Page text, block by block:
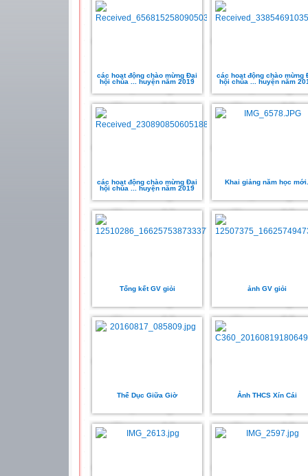
các hoạt động chào mừng Đại
hội chúa ... huyện năm 2019
các hoạt động chào mừng
hội chúa ... huyện năm
các hoạt động chào mừng Đại
hội chúa ... huyện năm 2019
Khai giảng năm học mới.
Tổng kết GV giỏi ảnh GV giỏi
Thể Dục Giữa Giờ Ảnh THCS Xín Cái